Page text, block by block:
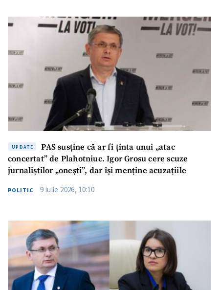
UPDATE
PAS susține că ar fi ținta unui „atac
concertat” de Plahotniuc. Igor Grosu cere scuze
jurnaliștilor „onești”, dar își menține acuzațiile
POLITIC 9 iulie 2026, 10:10